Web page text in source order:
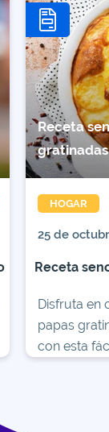
Receta
gratinadas
HOGAR
25 de
Receta
Disfruta en
papas
con esta